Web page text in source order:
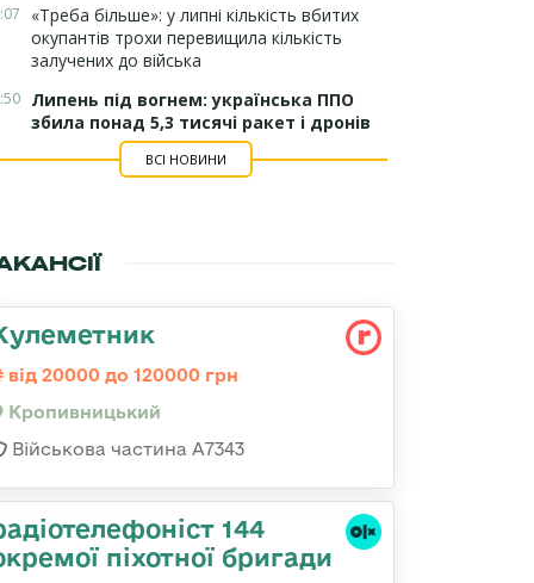
«Треба більше»: у липні кількість вбитих
окупантів трохи перевищила кількість
залучених до війська
Липень під вогнем: українська ППО
збила понад 5,3 тисячі ракет і дронів
ВСІ НОВИНИ
від 20000 до 120000 грн
Кропивницький
Військова частина А7343
144
піхотної бригади